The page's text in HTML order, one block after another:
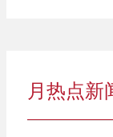
月热点新